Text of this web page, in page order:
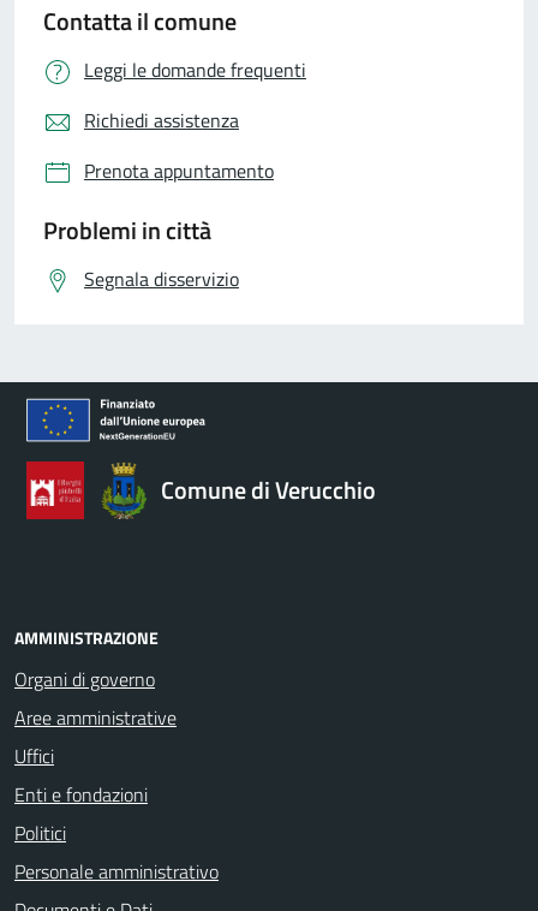
Contatta il comune
Leggi le domande frequenti
Richiedi assistenza
Prenota appuntamento
Problemi in città
Segnala disservizio
Comune di Verucchio
AMMINISTRAZIONE
Organi di governo
Aree amministrative
Uffici
Enti e fondazioni
Politici
Personale amministrativo